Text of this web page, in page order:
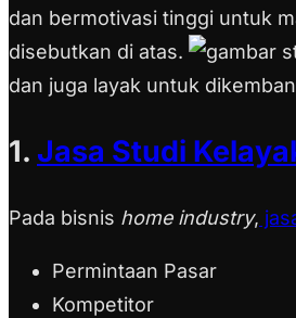
dan bermotivasi tinggi untuk
disebutkan di atas.
dan juga layak untuk
1. Jasa Studi
Pada bisnis home industry,
Permintaan Pasar
Kompetitor